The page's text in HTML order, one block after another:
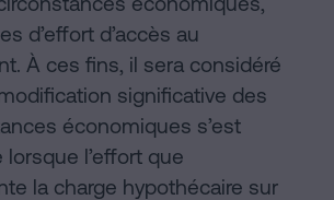
d’effort d’accès au
À ces fins, il sera considéré
significative des
économiques s’est
lorsque l’effort que
la charge hypothécaire sur